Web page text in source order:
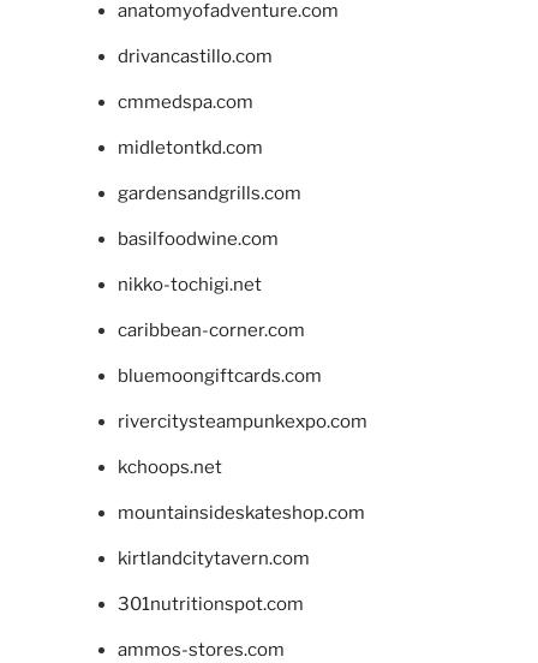
anatomyofadventure.com
drivancastillo.com
cmmedspa.com
midletontkd.com
gardensandgrills.com
basilfoodwine.com
nikko-tochigi.net
caribbean-corner.com
bluemoongiftcards.com
rivercitysteampunkexpo.com
kchoops.net
mountainsideskateshop.com
kirtlandcitytavern.com
301nutritionspot.com
ammos-stores.com